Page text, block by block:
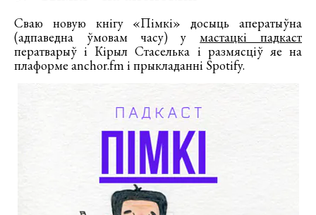
Сваю новую кнігу «Пімкі» досыць аператыўна
(адпаведна ўмовам часу) умастацкі падкаст
ператварыў і Кірыл Стаселька і размясціў яе на
плаформе anchor.fm і прыкладанні Spotify.